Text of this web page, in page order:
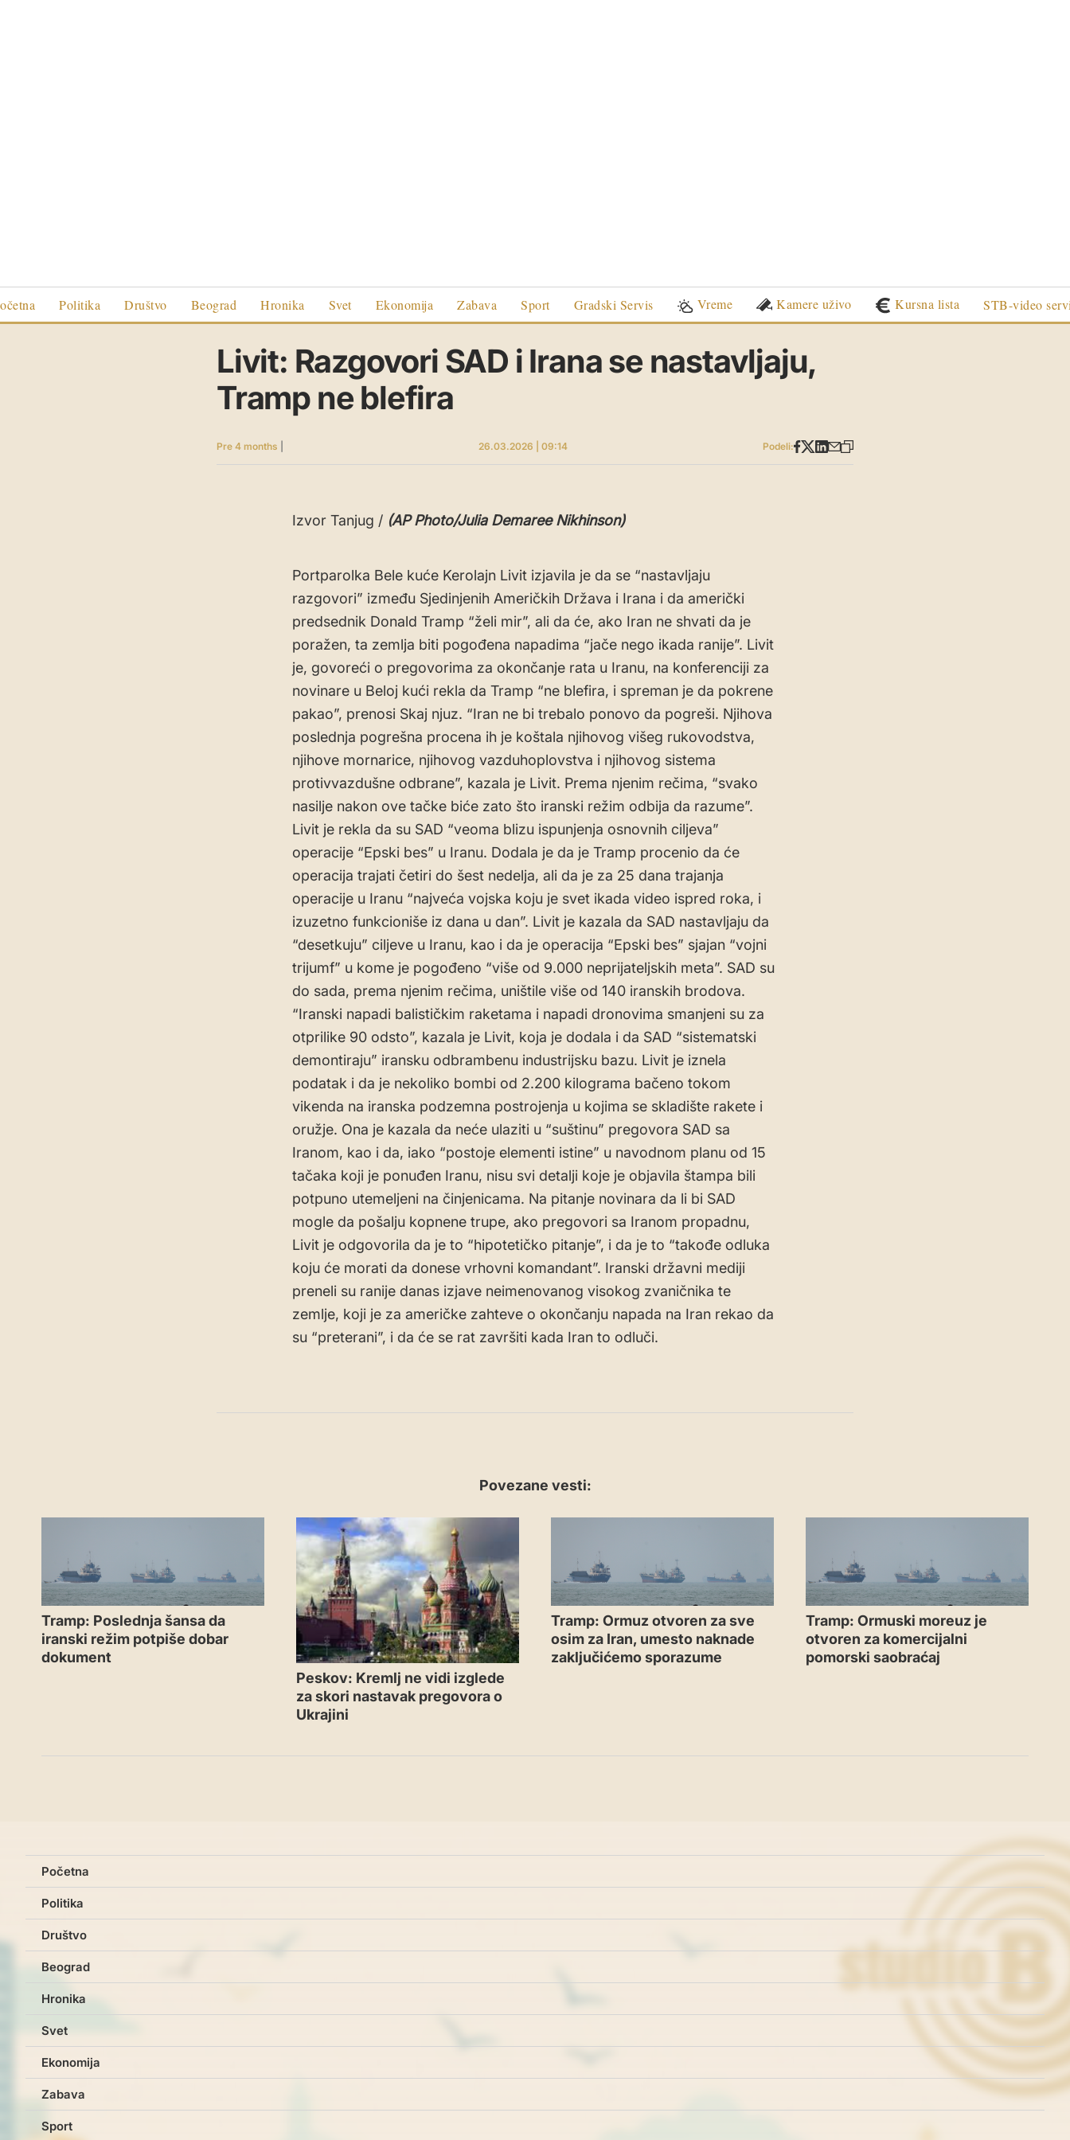
Politika Društvo Beograd Hronika Svet Ekonomija Zabava Sport Gradski Servis Vreme Kamere uživo Kursna lista STB-video
Livit: Razgovori SAD i Irana se nastavljaju,
Tramp ne blefira
Pre 4 months 26.03.2026 | 09:14 Podeli:
Izvor Tanjug / (AP Photo/Julia Demaree Nikhinson)
Portparolka Bele kuće Kerolajn Livit izjavila je da se “nastavljaju
razgovori” između Sjedinjenih Američkih Država i Irana i da američki
predsednik Donald Tramp “želi mir”, ali da će, ako Iran ne shvati da je
poražen, ta zemlja biti pogođena napadima “jače nego ikada ranije”. Livit
je, govoreći o pregovorima za okončanje rata u Iranu, na konferenciji za
novinare u Beloj kući rekla da Tramp “ne blefira, i spreman je da pokrene
pakao”, prenosi Skaj njuz. “Iran ne bi trebalo ponovo da pogreši. Njihova
poslednja pogrešna procena ih je koštala njihovog višeg rukovodstva,
njihove mornarice, njihovog vazduhoplovstva i njihovog sistema
protivvazdušne odbrane”, kazala je Livit. Prema njenim rečima, “svako
nasilje nakon ove tačke biće zato što iranski režim odbija da razume”.
Livit je rekla da su SAD “veoma blizu ispunjenja osnovnih ciljeva”
operacije “Epski bes” u Iranu. Dodala je da je Tramp procenio da će
operacija trajati četiri do šest nedelja, ali da je za 25 dana trajanja
operacije u Iranu “najveća vojska koju je svet ikada video ispred roka, i
izuzetno funkcioniše iz dana u dan”. Livit je kazala da SAD nastavljaju da
“desetkuju” ciljeve u Iranu, kao i da je operacija “Epski bes” sjajan “vojni
trijumf” u kome je pogođeno “više od 9.000 neprijateljskih meta”. SAD su
do sada, prema njenim rečima, uništile više od 140 iranskih brodova.
“Iranski napadi balističkim raketama i napadi dronovima smanjeni su za
otprilike 90 odsto”, kazala je Livit, koja je dodala i da SAD “sistematski
demontiraju” iransku odbrambenu industrijsku bazu. Livit je iznela
podatak i da je nekoliko bombi od 2.200 kilograma bačeno tokom
vikenda na iranska podzemna postrojenja u kojima se skladište rakete i
oružje. Ona je kazala da neće ulaziti u “suštinu” pregovora SAD sa
Iranom, kao i da, iako “postoje elementi istine” u navodnom planu od 15
tačaka koji je ponuđen Iranu, nisu svi detalji koje je objavila štampa bili
potpuno utemeljeni na činjenicama. Na pitanje novinara da li bi SAD
mogle da pošalju kopnene trupe, ako pregovori sa Iranom propadnu,
Livit je odgovorila da je to “hipotetičko pitanje”, i da je to “takođe odluka
koju će morati da donese vrhovni komandant”. Iranski državni mediji
preneli su ranije danas izjave neimenovanog visokog zvaničnika te
zemlje, koji je za američke zahteve o okončanju napada na Iran rekao da
su “preterani”, i da će se rat završiti kada Iran to odluči.
Povezane vesti:
Tramp: Poslednja šansa da
iranski režim potpiše dobar
dokument
Peskov: Kremlj ne vidi izglede
za skori nastavak pregovora o
Ukrajini
Tramp: Ormuz otvoren za sve
osim za Iran, umesto naknade
zaključićemo sporazume
Tramp: Ormuski moreuz je
otvoren za komercijalni
pomorski saobraćaj
Početna
Politika
Društvo
Beograd
Hronika
Svet
Ekonomija
Zabava
Sport